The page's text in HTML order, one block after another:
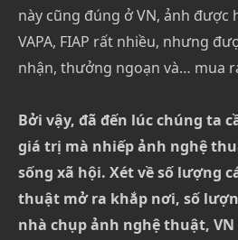
này cũng đúng ở VN, ảnh được
VAPA, FIAP rất nhiều, nhưng
nhận, thưởng ngoạn và… mua
Bởi vậy, đã đến lúc chúng ta
giá trị mà nhiếp ảnh nghệ
sống xã hội. Xét về số lượng
thuật mở ra khắp nơi, số
nhà chụp ảnh nghệ thuật,